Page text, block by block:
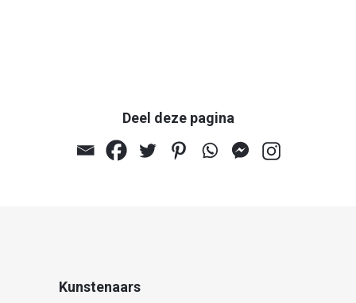
Deel deze pagina
Kunstenaars